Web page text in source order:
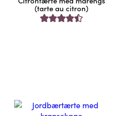
(tarte au citron)